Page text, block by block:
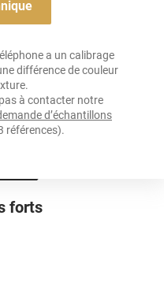
forts
a un calibrage
différence de couleur
à contacter notre
d’échantillons
références).